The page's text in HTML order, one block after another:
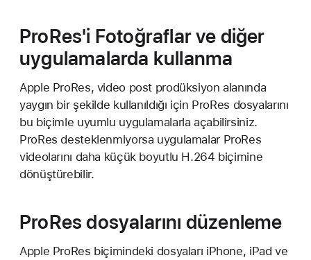
ProRes'i Fotoğraflar ve diğer
uygulamalarda kullanma
Apple ProRes, video post prodüksiyon alanında
yaygın bir şekilde kullanıldığı için ProRes dosyalarını
bu biçimle uyumlu uygulamalarla açabilirsiniz.
ProRes desteklenmiyorsa uygulamalar ProRes
videolarını daha küçük boyutlu H.264 biçimine
dönüştürebilir.
ProRes dosyalarını düzenleme
Apple ProRes biçimindeki dosyaları iPhone, iPad ve